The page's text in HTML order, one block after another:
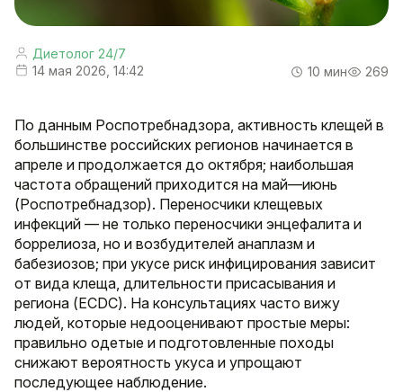
Диетолог 24/7
14 мая 2026, 14:42
10 мин 269
По данным Роспотребнадзора, активность клещей в
большинстве российских регионов начинается в
апреле и продолжается до октября; наибольшая
частота обращений приходится на май—июнь
(Роспотребнадзор). Переносчики клещевых
инфекций — не только переносчики энцефалита и
боррелиоза, но и возбудителей анаплазм и
бабезиозов; при укусе риск инфицирования зависит
от вида клеща, длительности присасывания и
региона (ECDC). На консультациях часто вижу
людей, которые недооценивают простые меры:
правильно одетые и подготовленные походы
снижают вероятность укуса и упрощают
последующее наблюдение.